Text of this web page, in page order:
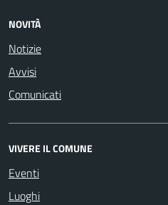
NOVITÀ
Notizie
Avvisi
Comunicati
VIVERE IL COMUNE
Eventi
Luoghi